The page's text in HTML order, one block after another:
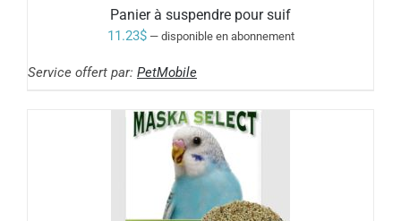
Panier à suspendre pour suif
11.23$ —disponible en abonnement
Service offert par: PetMobile